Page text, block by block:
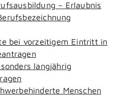
– Erlaubnis
bei vorzeitigem Eintritt in
langjährig
Menschen